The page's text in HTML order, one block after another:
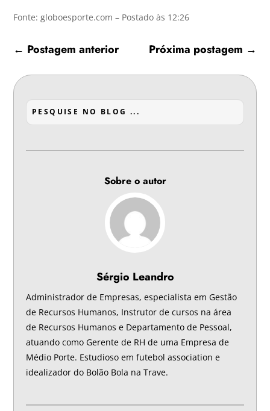
Fonte: globoesporte.com – Postado às 12:26
← Postagem anterior Próxima postagem →
Sobre o autor
Sérgio Leandro
Administrador de Empresas, especialista em Gestão
de Recursos Humanos, Instrutor de cursos na área
de Recursos Humanos e Departamento de Pessoal,
atuando como Gerente de RH de uma Empresa de
Médio Porte. Estudioso em futebol association e
idealizador do Bolão Bola na Trave.